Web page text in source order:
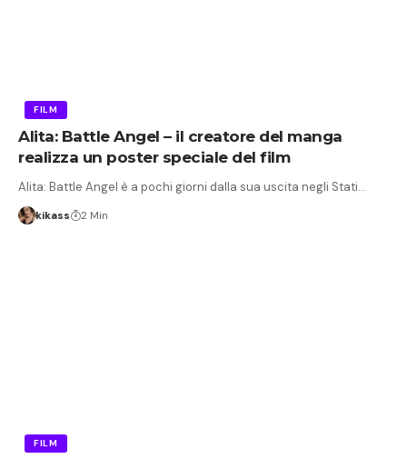
FILM
Alita: Battle Angel – il creatore del manga
realizza un poster speciale del film
Alita: Battle Angel è a pochi giorni dalla sua uscita negli Stati…
kikass 2 Min
FILM